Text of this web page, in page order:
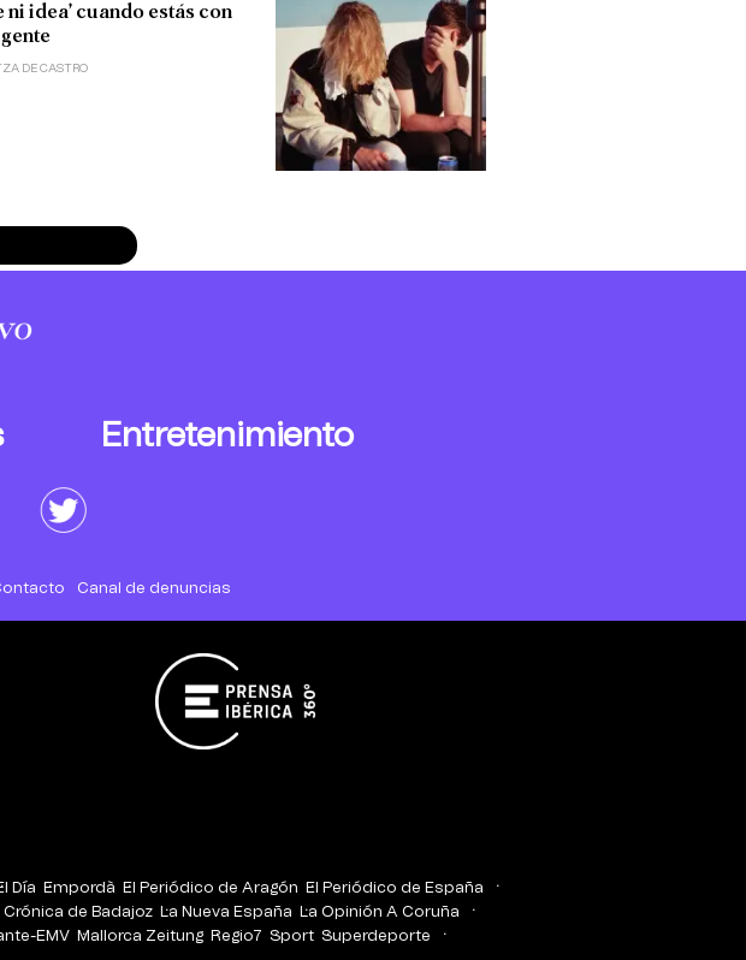
ni idea’ cuando estás con
DE CASTRO
Entretenimiento
Canal de denuncias
Día Empordà El Periódico de Aragón
El Periódico de España
Crónica de Badajoz La Nueva España
La Opinión A Coruña
EMV Mallorca Zeitung Regio7 Sport Superdeporte